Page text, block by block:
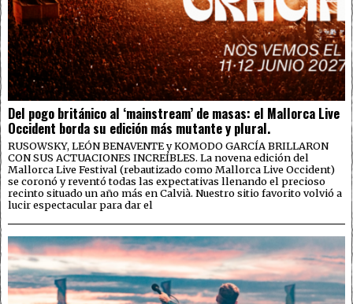
Del pogo británico al ‘mainstream’ de masas: el Mallorca Live
Occident borda su edición más mutante y plural.
RUSOWSKY, LEÓN BENAVENTE y KOMODO GARCÍA BRILLARON
CON SUS ACTUACIONES INCREÍBLES. La novena edición del
Mallorca Live Festival (rebautizado como Mallorca Live Occident)
se coronó y reventó todas las expectativas llenando el precioso
recinto situado un año más en Calvià. Nuestro sitio favorito volvió a
lucir espectacular para dar el